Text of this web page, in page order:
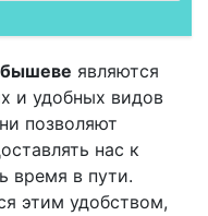
являются
и удобных видов
позволяют
нас к
время в пути.
этим удобством,